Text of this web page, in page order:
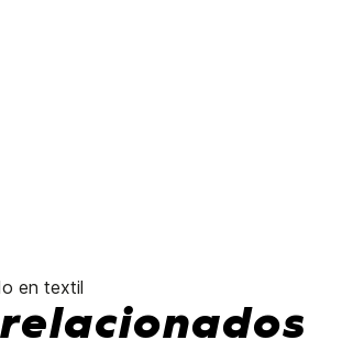
en textil